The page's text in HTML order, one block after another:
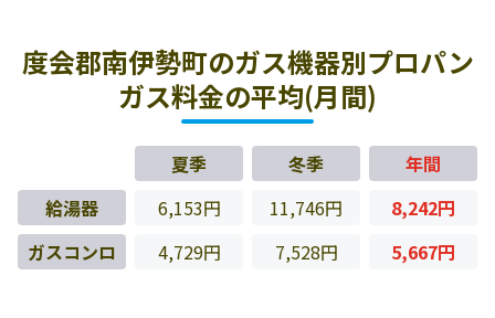
度会郡南伊勢町のガス機器別プロパン
ガス料金の平均(月間)
夏季 冬季
年間
給湯器
6,153円 11,746円
8,242円
ガスコンロ
4,729円 7,528円 5,667円